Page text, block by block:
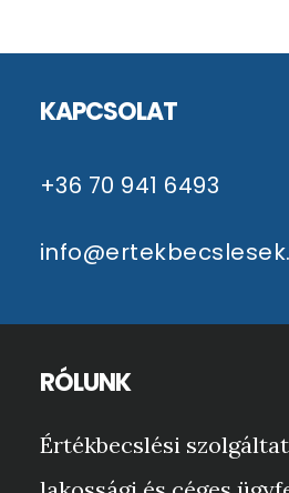
KAPCSOLAT
+36 70 941 6493
RÓLUNK
Értékbecslési